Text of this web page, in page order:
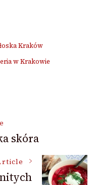
Kraków
w Krakowie
skóra